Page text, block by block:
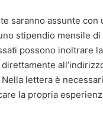
saranno assunte
stipendio mensile
possono inoltrare
Nella lettera è
la propria